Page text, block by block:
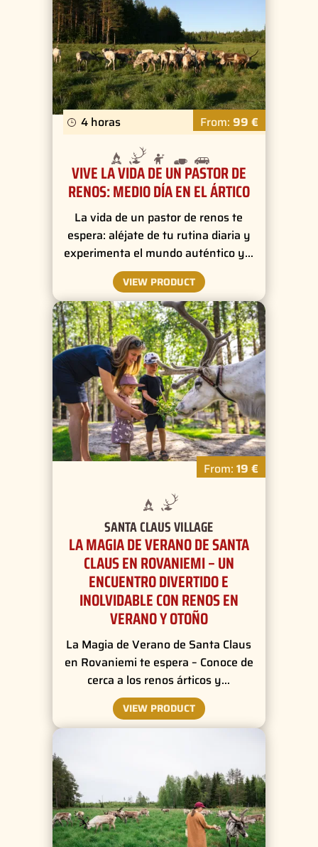
4 horas From: 99 €
VIVE LA VIDA DE UN PASTOR DE
RENOS: MEDIO DÍA EN EL ÁRTICO
La vida de un pastor de renos te
espera: aléjate de tu rutina diaria y
experimenta el mundo auténtico y…
VIEW PRODUCT
From: 19 €
SANTA CLAUS VILLAGE
LA MAGIA DE VERANO DE SANTA
CLAUS EN ROVANIEMI – UN
ENCUENTRO DIVERTIDO E
INOLVIDABLE CON RENOS EN
VERANO Y OTOÑO
La Magia de Verano de Santa Claus
en Rovaniemi te espera – Conoce de
cerca a los renos árticos y…
VIEW PRODUCT